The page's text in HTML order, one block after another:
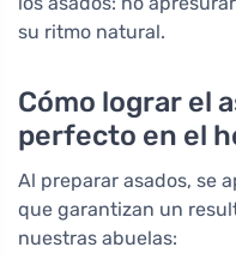
su ritmo natural.
Cómo lograr el
perfecto en el
Al preparar asados, se
que garantizan un
nuestras abuelas: